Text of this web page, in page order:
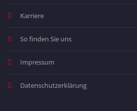
Karriere
So finden Sie uns
Impressum
Datenschutzerklärung